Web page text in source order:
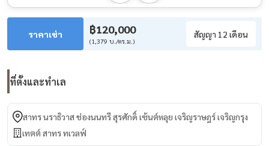
ราคาเช่า ฿120,000
(1,379 บ./ตร.ม.)
สัญญา 12 เดือน
ที่ตั้งและทำเล
สาทร นราธิวาส ช่องนนทรี สุรศักดิ์ เซ้นต์หลุย เจริญราษฎร์ เจริญกรุง
เทตต์ สาทร ทเวลฟ์